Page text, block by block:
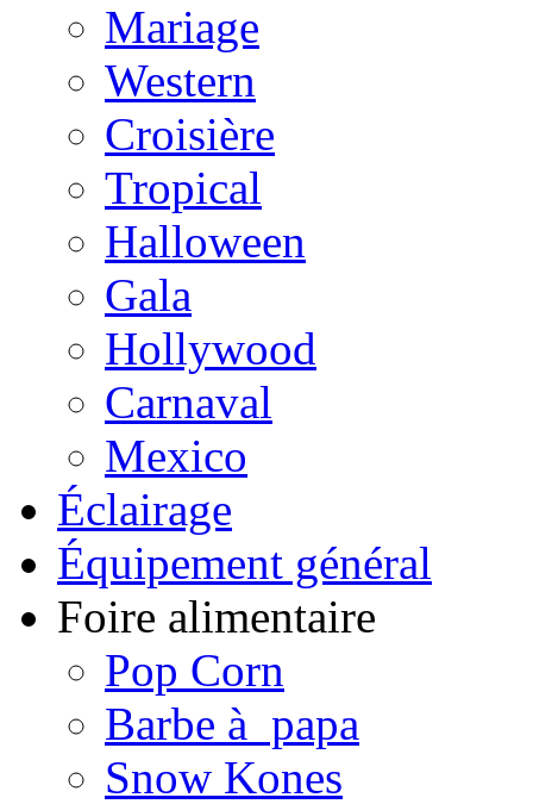
Mariage
Western
Croisière
Tropical
Halloween
Gala
Hollywood
Carnaval
Mexico
Éclairage
Équipement général
Foire alimentaire
Pop Corn
Barbe à papa
Snow Kones